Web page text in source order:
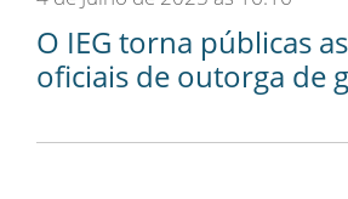
O IEG torna públicas
oficiais de outorga de